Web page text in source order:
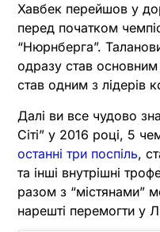
Хавбек перейшов у
перед початком
“Нюрнберга”.
одразу став
став одним з лідерів
Далі ви все чудово
Сіті” у 2016 році, 5
останні три поспіль,
та інші внутрішні
разом з “містянами”
нарешті перемогти у